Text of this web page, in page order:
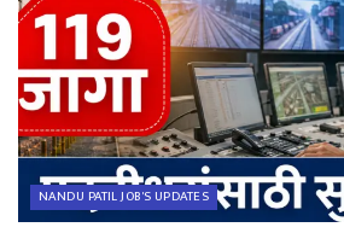
NANDU PATIL JOB'S UPDATES